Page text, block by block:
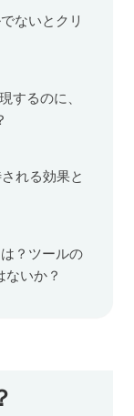
ないとクリ
るのに、
れる効果と
？ツールの
いか？